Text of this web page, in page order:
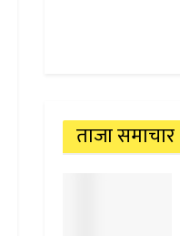
ताजा समाचार